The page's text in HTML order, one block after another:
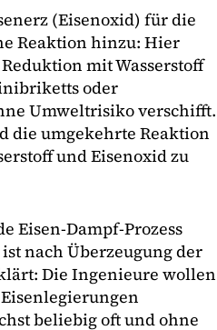
(Eisenoxid) für die
Reaktion hinzu: Hier
mit Wasserstoff
oder
Umweltrisiko verschifft.
die umgekehrte Reaktion
und Eisenoxid zu
Eisen-Dampf-Prozess
nach Überzeugung der
Die Ingenieure wollen
beliebig oft und ohne